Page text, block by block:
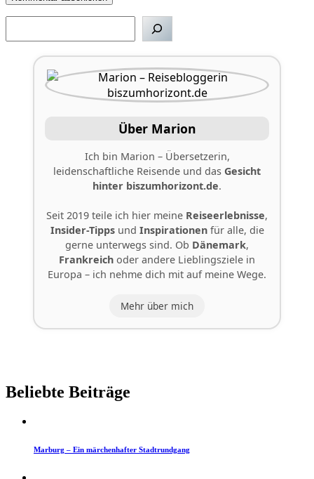
Über Marion
Ich bin Marion – Übersetzerin,
leidenschaftliche Reisende und das Gesicht
hinter biszumhorizont.de.
Seit 2019 teile ich hier meine Reiseerlebnisse,
Insider-Tippsund Inspirationenfür alle, die
gerne unterwegs sind. Ob Dänemark,
Frankreich oder andere Lieblingsziele in
Europa – ich nehme dich mit auf meine Wege.
Mehr über mich
Beliebte Beiträge
Marburg – Ein märchenhafter Stadtrundgang